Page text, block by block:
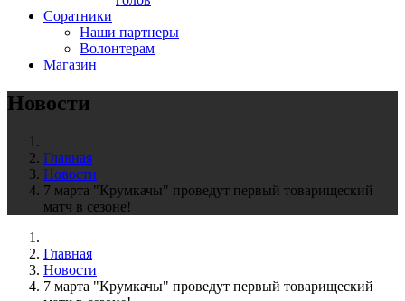
Соратники
Наши партнеры
Волонтерам
Магазин
Новости
Главная
Новости
7 марта "Крумкачы" проведут первый товарищеский
матч в сезоне!
Главная
Новости
7 марта "Крумкачы" проведут первый товарищеский